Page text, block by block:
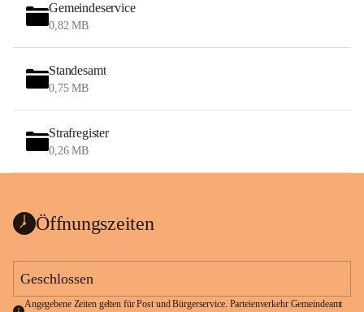
Gemeindeservice
0,82 MB
Standesamt
0,75 MB
Strafregister
0,26 MB
Öffnungszeiten
Geschlossen
Angegebene Zeiten gelten für Post und Bürgerservice. Parteienverkehr Gemeindeamt